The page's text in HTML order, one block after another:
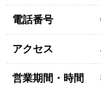
電話番号
アクセス
営業期間・時間